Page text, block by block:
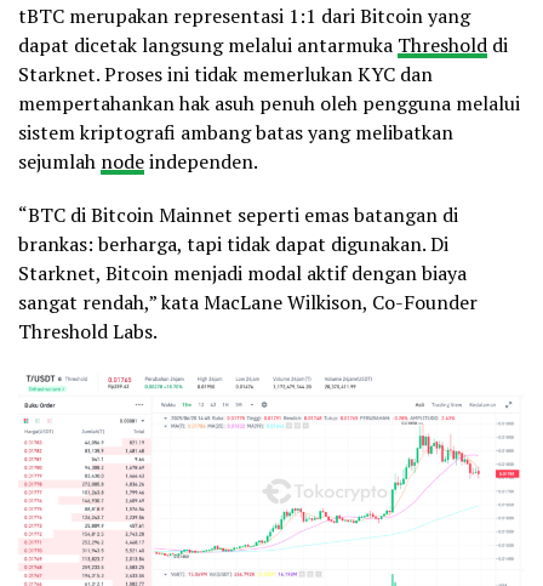
tBTC merupakan representasi 1:1 dari Bitcoin yang
dapat dicetak langsung melalui antarmuka Threshold di
Starknet. Proses ini tidak memerlukan KYC dan
mempertahankan hak asuh penuh oleh pengguna melalui
sistem kriptografi ambang batas yang melibatkan
sejumlah nodeindependen.
“BTC di Bitcoin Mainnet seperti emas batangan di
brankas: berharga, tapi tidak dapat digunakan. Di
Starknet, Bitcoin menjadi modal aktif dengan biaya
sangat rendah,” kata MacLane Wilkison, Co-Founder
Threshold Labs.